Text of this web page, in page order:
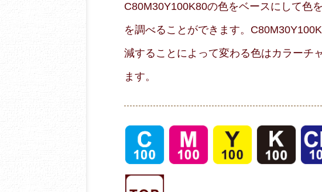
C80M30Y100K80の色をベースにして色
を調べることができます。
減することによって変わる色はカラーチ
ます。